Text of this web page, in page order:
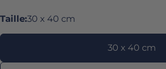
habituel
Taille:30 x 40 cm
30 x 40 cm